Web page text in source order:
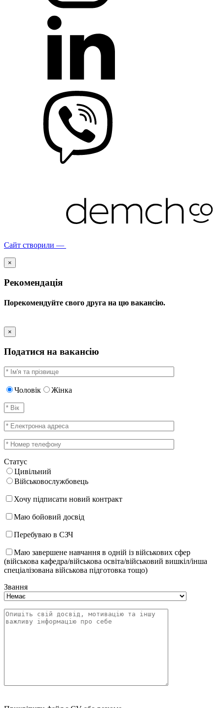
Сайт створили —
×
Рекомендація
Порекомендуйте свого друга на цю вакансію.
×
Податися на вакансію
Чоловік Жінка
Статус
Цивільний
Військовослужбовець
Хочу підписати новий контракт
Маю бойовий досвід
Перебуваю в СЗЧ
Маю завершене навчання в одній із військових сфер
(військова кафедра/військова освіта/військовий вишкіл/інша
спеціалізована військова підготовка тощо)
Звання